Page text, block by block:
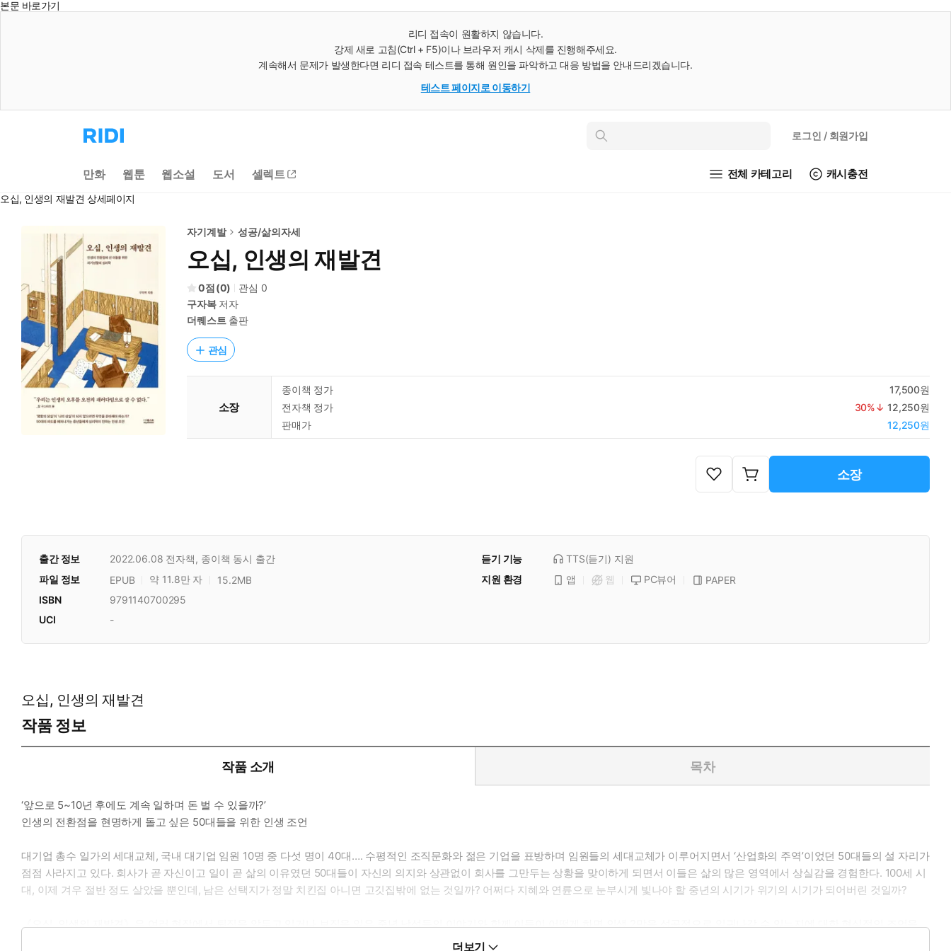
본문 바로가기
리디 접속이 원활하지 않습니다.
강제 새로 고침(Ctrl + F5)이나 브라우저 캐시 삭제를 진행해주세요.
계속해서 문제가 발생한다면 리디 접속 테스트를 통해 원인을 파악하고 대응 방법을 안내드리겠습니다.
테스트 페이지로 이동하기
리
디
으
로
동
인
로그인 / 회원가입
만화 웹툰 웹소설 도서 셀렉트 전체 카테고리 캐시충전
오십, 인생의 재발견 상세페이지
자기계발 성공/삶의자세
오십, 인생의 재발견
0 (0) 관심 0
구자복저자
더퀘스트 출판
관심
소장
종이책 정가
17,500원
전자책 정가
30%↓ 12,250원
판매가
12,250원
소장
출간 정보 2022.06.08 전자책, 종이책 동시 출간 듣기 기능 TTS(듣기) 지원
파일 정보
EPUB 약 11.8만 자 15.2MB 지원 환경 앱 웹 PC뷰어
PAPER
ISBN
9791140700295
UCI
-
오십, 인생의 재발견
작품 정보
작품 소개 목차
‘앞으로 5~10년 후에도 계속 일하며 돈 벌 수 있을까?’
인생의 전환점을 현명하게 돌고 싶은 50대들을 위한 인생 조언
대기업 총수 일가의 세대교체, 국내 대기업 임원 10명 중 다섯 명이 40대…. 수평적인 조직문화와 젊은 기업을 표방하며 임원들의 세대교체가 이루어지면서 ‘산업화의 주역’이었던 50대들의 설 자리가
점점 사라지고 있다. 회사가 곧 자신이고 일이 곧 삶의 이유였던 50대들이 자신의 의지와 상관없이 회사를 그만두는 상황을 맞이하게 되면서 이들은 삶의 많은 영역에서 상실감을 경험한다. 100세 시
대, 이제 겨우 절반 정도 살았을 뿐인데, 남은 선택지가 정말 치킨집 아니면 고깃집밖에 없는 것일까? 어쩌다 지혜와 연륜으로 눈부시게 빛나야 할 중년의 시기가 위기의 시기가 되어버린 것일까?
《오십, 인생의 재발견》은 여러 현장에서 퇴직을 앞두고 있거나 보직을 잃은 중년 남성들의 이야기와 함께 이들이 어떻게 하면 인생 2막을 성공적으로 일궈나갈 수 있는지에 대한 현실적인 조언을
전한다. 이들이 왜 일밖에 모르는 꼰대가 될 수밖에 없었는지, 빠르게 변화하는 세상에서 그들이 경험하는 좌절, 불안, 우울은 어떤 형태로 나타나는지, 그러한 불안을 딛고 어떻게 하면 자기만의 정체
더보기